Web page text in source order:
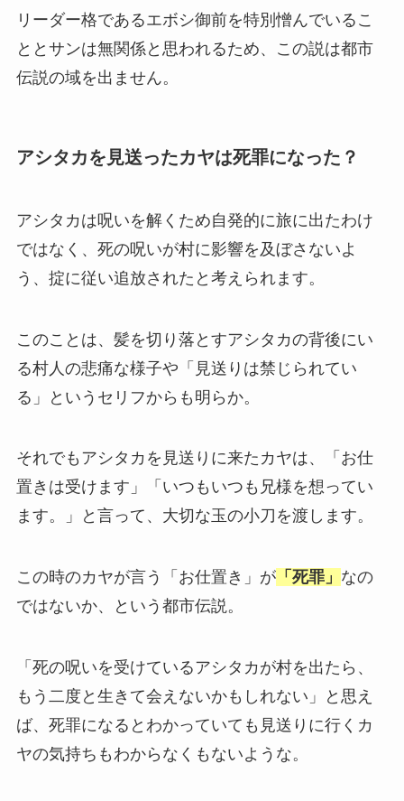
リーダー格であるエボシ御前を特別憎んでいるこ
ととサンは無関係と思われるため、この説は都市
伝説の域を出ません。
アシタカを見送ったカヤは死罪になった？
アシタカは呪いを解くため自発的に旅に出たわけ
ではなく、死の呪いが村に影響を及ぼさないよ
う、掟に従い追放されたと考えられます。
このことは、髪を切り落とすアシタカの背後にい
る村人の悲痛な様子や「見送りは禁じられてい
る」というセリフからも明らか。
それでもアシタカを見送りに来たカヤは、「お仕
置きは受けます」「いつもいつも兄様を想ってい
ます。」と言って、大切な玉の小刀を渡します。
この時のカヤが言う「お仕置き」が「死罪」 なの
ではないか、という都市伝説。
「死の呪いを受けているアシタカが村を出たら、
もう二度と生きて会えないかもしれない」と思え
ば、死罪になるとわかっていても見送りに行くカ
ヤの気持ちもわからなくもないような。